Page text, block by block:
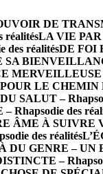
DE
réalitésLA VIE PAR
des réalitésDE FOI
MERVEILLEUSE
LE CHEMIN
SALUT –
Rhapsodie des
ÂME À SUIVRE
des réalités
DU GENRE – UN
–